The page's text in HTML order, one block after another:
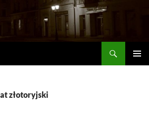
złotoryjski